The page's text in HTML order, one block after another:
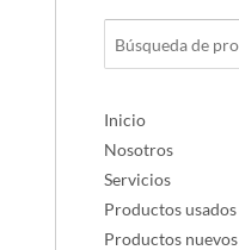
Inicio
Nosotros
Servicios
Productos usados
Productos nuevos